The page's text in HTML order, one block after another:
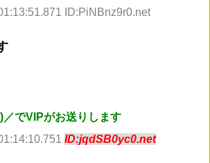
ID:PiNBnz9r0.net
でVIPがお送りします
ID:jqdSB0yc0.net